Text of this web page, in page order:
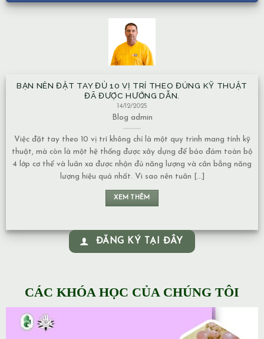
BẠN NÊN ĐẶT TAY ĐỦ 10 VỊ TRÍ THEO ĐÚNG KỸ THUẬT
ĐÃ ĐƯỢC HƯỚNG DẪN.
14/12/2025
Blog admin
Việc đặt tay theo 10 vị trí không chỉ là một quy trình mang tính kỹ
thuật, mà còn là một hệ thống được xây dựng để bảo đảm toàn bộ
4 lớp cơ thể và luân xa được nhận đủ năng lượng và cân bằng năng
lượng hiệu quả nhất. Vì sao nên tuân [...]
XEM THÊM
ĐĂNG KÝ TẠI ĐÂY
CÁC KHÓA HỌC CỦA CHÚNG TÔI